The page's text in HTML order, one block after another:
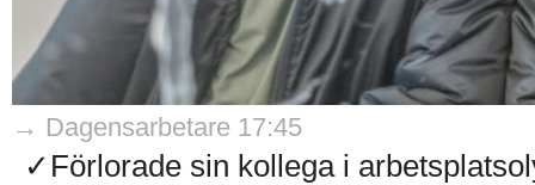
→ Dagensarbetare 17:45
✓Förlorade sin kollega i